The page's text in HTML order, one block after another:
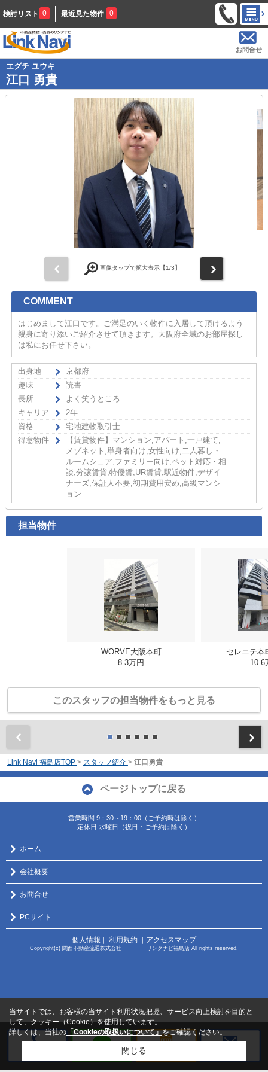
検討リスト 0 最近見た物件 0
お問合せ
エグチ ユウキ
江口 勇貴
画像タップで拡大表示【1/3】
COMMENT
はじめまして江口です。ご満足のいく物件に入居して頂けるよう
親身に寄り添いご紹介させて頂きます。大阪府全域のお部屋探し
は私にお任せ下さい。
出身地
京都府
趣味
読書
長所
よく笑うところ
キャリア
2年
資格
宅地建物取引士
得意物件
【賃貸物件】マンション,アパート,一戸建て,
メゾネット,単身者向け,女性向け,二人暮し・
ルームシェア,ファミリー向け,ペット対応・相
談,分譲賃貸,特優賃,UR賃貸,駅近物件,デザイ
ナーズ,保証人不要,初期費用安め,高級マンシ
ョン
担当物件
WORVE大阪本町
8.3万円
セレニテ本
10.6
このスタッフの担当物件をもっと見る
Link Navi 福島店TOP > スタッフ紹介 > 江口勇貴
ページトップに戻る
営業時間:9：30～19：00（ご予約時は除く）
定休日:水曜日（祝日・ご予約は除く）
ホーム
会社概要
お問合せ
PCサイト
個人情報 ｜ 利用規約 ｜ アクセスマップ
Copyright(c) 関西不動産流通株式会社 リンクナビ福島店 All rights reserved.
当サイトでは、お客様の当サイト利用状況把握、サービス向上検討を目的と
して、クッキー（Cookie）を使用しています。
詳しくは、当社の 「Cookieの取扱いについて」をご確認ください。
閉じる